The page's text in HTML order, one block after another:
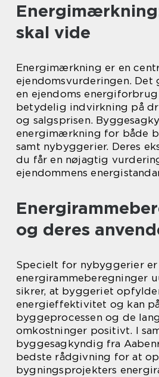
skal vide
Energimærkning er en
ejendomsvurderingen. Det
en ejendoms energiforbrug
betydelig indvirkning på
og salgsprisen.
energimærkning for både
samt nybyggerier. Deres
du får en nøjagtig
ejendommens
og deres
Specielt for nybyggerier er
energirammeberegninger
sikrer, at byggeriet
energieffektivitet og kan
byggeprocessen og de
omkostninger positivt. I
byggesagkyndig fra
bedste rådgivning for at
bygningsprojekters